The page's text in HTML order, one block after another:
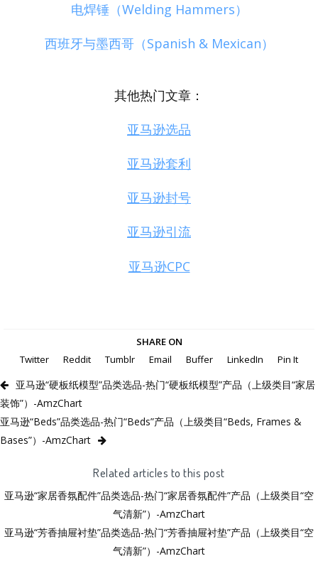
电焊锤（Welding Hammers）
西班牙与墨西哥（Spanish & Mexican）
其他热门文章：
亚马逊选品
亚马逊套利
亚马逊封号
亚马逊引流
亚马逊CPC
SHARE ON
Twitter
Reddit Tumblr Email Buffer LinkedIn Pin It
亚马逊“硬板纸模型”品类选品-热门“硬板纸模型”产品（上级类目“家居
装饰”）-AmzChart
亚马逊“Beds”品类选品-热门“Beds”产品（上级类目“Beds, Frames &
Bases”）-AmzChart
Related articles to this post
亚马逊“家居香氛配件”品类选品-热门“家居香氛配件”产品（上级类目“空
气清新”）-AmzChart
亚马逊“芳香抽屉衬垫”品类选品-热门“芳香抽屉衬垫”产品（上级类目“空
气清新”）-AmzChart